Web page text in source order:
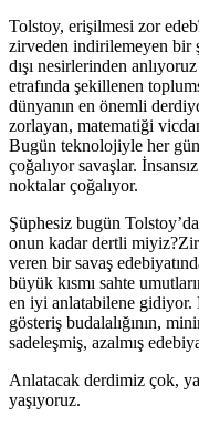
Tolstoy, erişilmesi zor
zirveden indirilemeyen bir
dışı nesirlerinden
etrafında şekillenen
dünyanın en önemli
zorlayan, matematiği
Bugün teknolojiyle her
çoğalıyor savaşlar.
noktalar çoğalıyor.
Şüphesiz bugün
onun kadar dertli
veren bir savaş
büyük kısmı sahte
en iyi anlatabilene gidiyor.
gösteriş budalalığının,
sadeleşmiş, azalmış
Anlatacak derdimiz çok,
yaşıyoruz.